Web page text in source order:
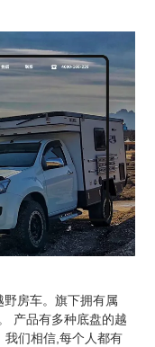
房车。旗下拥有属
产品有多种底盘的越
我们相信,每个人都有